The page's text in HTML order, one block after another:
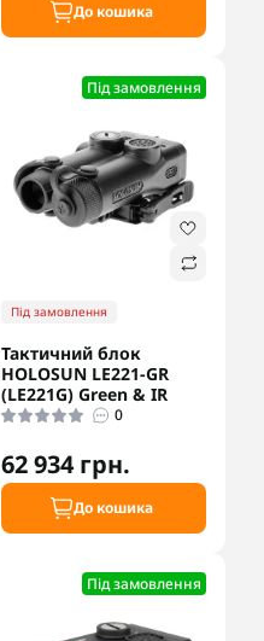
До кошика
Під замовлення
Під замовлення
Тактичний блок
HOLOSUN LE221-GR
(LE221G) Green & IR
0
62 934 грн.
До кошика
Під замовлення